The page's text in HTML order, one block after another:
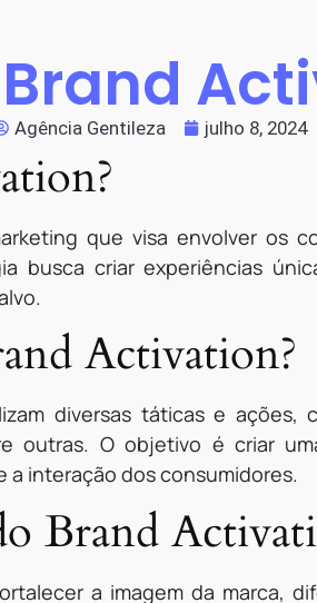
Agência Gentileza julho 8, 2024
que visa envolver os
busca criar experiências
Activation?
diversas táticas e ações,
outras. O objetivo é criar
a interação dos consumidores.
Brand
a imagem da marca,